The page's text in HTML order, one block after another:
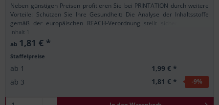
Neben günstigen Preisen profitieren Sie bei PRINTATION durch weitere
Vorteile: Schützen Sie Ihre Gesundheit: Die Analyse der Inhaltsstoffe
gemäß der europäischen REACH-Verordnung stellt sicher, dass alle
Printation-Produkte nur...
Inhalt 1
ab 1,81 € *
Staffelpreise
ab 1
1,99 € *
ab 3 1,81 € * -9%